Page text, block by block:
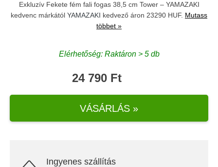
Exkluzív Fekete fém fali fogas 38,5 cm Tower – YAMAZAKI
kedvenc márkától YAMAZAKI kedvező áron 23290 HUF. Mutass
többet »
Elérhetőség: Raktáron > 5 db
24 790 Ft
VÁSÁRLÁS »
Ingyenes szállítás